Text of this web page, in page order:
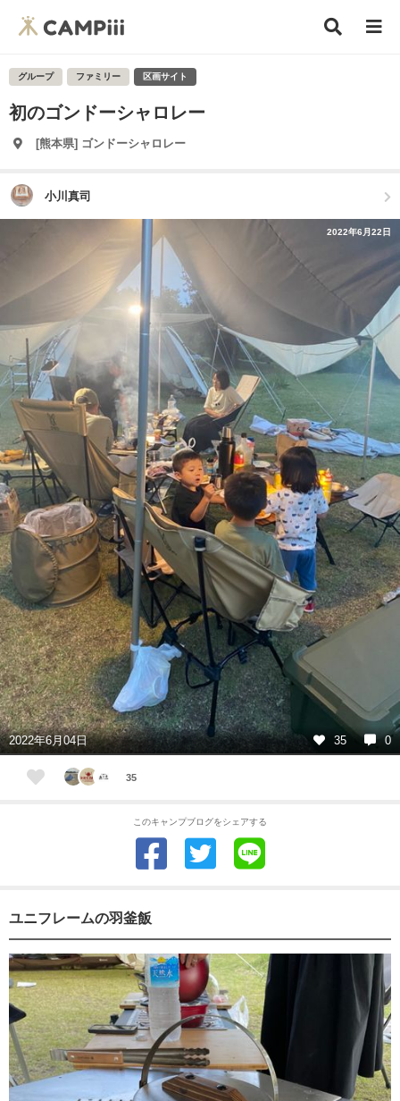
グループ ファミリー 区画サイト
初のゴンドーシャロレー
[熊本県] ゴンドーシャロレー
小川真司
2022年6月22日
2022年6月04日 35 0
35
このキャンプブログをシェアする
ユニフレームの羽釜飯